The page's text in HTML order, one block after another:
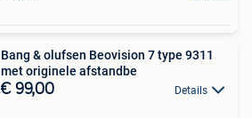
Bang & olufsen Beovision 7 type 9311
met originele afstandbe
€ 99,00 Details